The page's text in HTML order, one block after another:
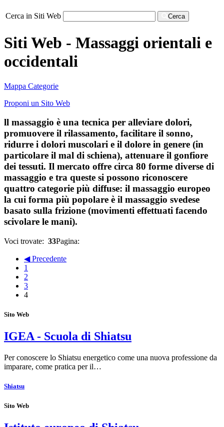
Cerca in Siti Web Cerca
Siti Web - Massaggi orientali e
occidentali
Mappa Categorie
Proponi un Sito Web
ll massaggio è una tecnica per alleviare dolori,
promuovere il rilassamento, facilitare il sonno,
ridurre i dolori muscolari e il dolore in genere (in
particolare il mal di schiena), attenuare il gonfiore
dei tessuti. Il mercato offre circa 80 forme diverse di
massaggio e tra queste si possono riconoscere
quattro categorie più diffuse: il massaggio europeo
la cui forma più popolare è il massaggio svedese
basato sulla frizione (movimenti effettuati facendo
scivolare le mani).
Voci trovate: 33Pagina:
◀ Precedente
1
2
3
4
Sito Web
IGEA - Scuola di Shiatsu
Per conoscere lo Shiatsu energetico come una nuova professione da
imparare, come pratica per il…
Shiatsu
Sito Web